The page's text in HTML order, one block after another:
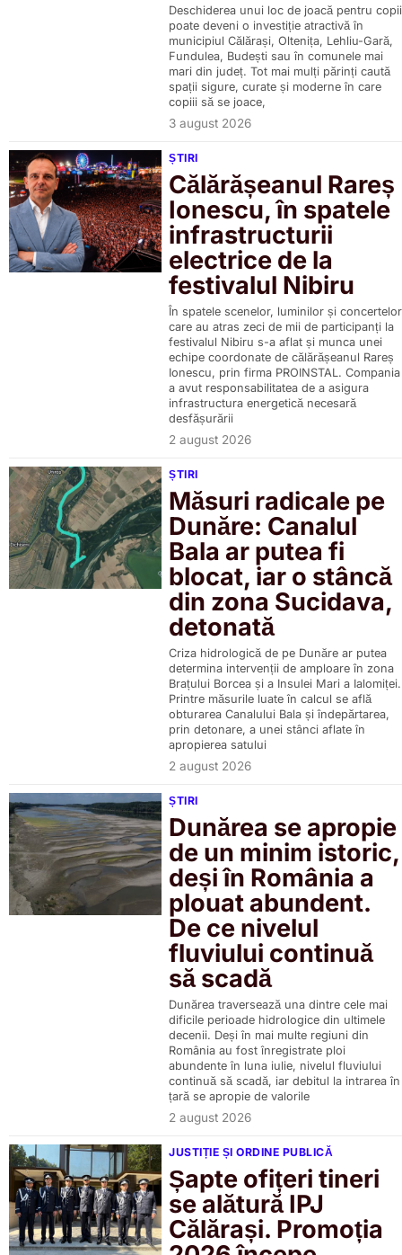
Deschiderea unui loc de joacă pentru copii
poate deveni o investiție atractivă în
municipiul Călărași, Oltenița, Lehliu-Gară,
Fundulea, Budești sau în comunele mai
mari din județ. Tot mai mulți părinți caută
spații sigure, curate și moderne în care
copiii să se joace,
3 august 2026
ȘTIRI
Călărășeanul Rareș
Ionescu, în spatele
infrastructurii
electrice de la
festivalul Nibiru
În spatele scenelor, luminilor și concertelor
care au atras zeci de mii de participanți la
festivalul Nibiru s-a aflat și munca unei
echipe coordonate de călărășeanul Rareș
Ionescu, prin firma PROINSTAL. Compania
a avut responsabilitatea de a asigura
infrastructura energetică necesară
desfășurării
2 august 2026
ȘTIRI
Măsuri radicale pe
Dunăre: Canalul
Bala ar putea fi
blocat, iar o stâncă
din zona Sucidava,
detonată
Criza hidrologică de pe Dunăre ar putea
determina intervenții de amploare în zona
Brațului Borcea și a Insulei Mari a Ialomiței.
Printre măsurile luate în calcul se află
obturarea Canalului Bala și îndepărtarea,
prin detonare, a unei stânci aflate în
apropierea satului
2 august 2026
ȘTIRI
Dunărea se apropie
de un minim istoric,
deși în România a
plouat abundent.
De ce nivelul
fluviului continuă
să scadă
Dunărea traversează una dintre cele mai
dificile perioade hidrologice din ultimele
decenii. Deși în mai multe regiuni din
România au fost înregistrate ploi
abundente în luna iulie, nivelul fluviului
continuă să scadă, iar debitul la intrarea în
țară se apropie de valorile
2 august 2026
JUSTIȚIE ȘI ORDINE PUBLICĂ
Șapte ofițeri tineri
se alătură IPJ
Călărași. Promoția